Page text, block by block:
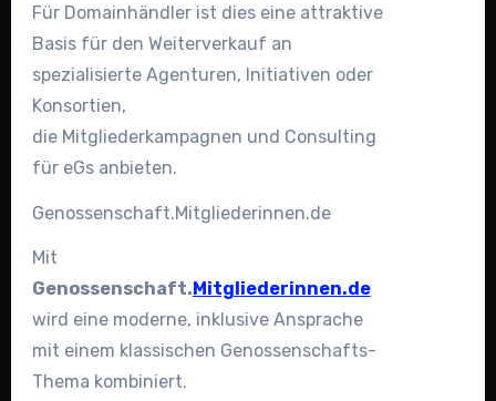
Für Domainhändler ist dies eine attraktive
Basis für den Weiterverkauf an
spezialisierte Agenturen, Initiativen oder
Konsortien,
die Mitgliederkampagnen und Consulting
für eGs anbieten.
Genossenschaft.Mitgliederinnen.de
Mit
Genossenschaft. Mitgliederinnen.de
wird eine moderne, inklusive Ansprache
mit einem klassischen Genossenschafts-
Thema kombiniert.